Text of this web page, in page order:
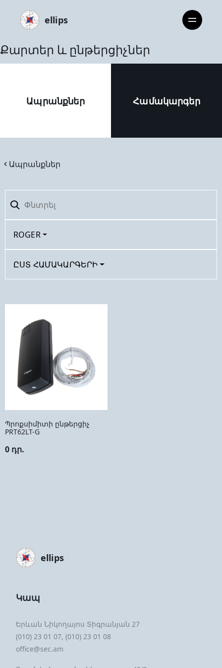
ellips
Քարտեր և ընթերցիչներ
Ապրանքներ Համակարգեր
Ապրանքներ
ROGER
ԸՍՏ ՀԱՄԱԿԱՐԳԵՐԻ
Պրոքսիմիտի ընթերցիչ
PRT62LT-G
0 դր.
ellips
Կապ
Երևան Նիկողայոս Տիգրանյան 27
(010) 23 01 07, (010) 23 01 08
office@sec.am